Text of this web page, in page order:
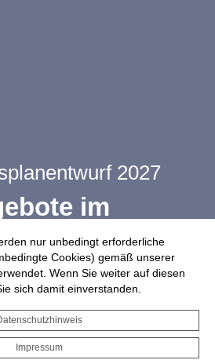
nur unbedingt erforderliche
Cookies) gemäß unserer
Wenn Sie weiter auf diesen
sich damit einverstanden.
Impressum
2027
im
für Bürger*innen